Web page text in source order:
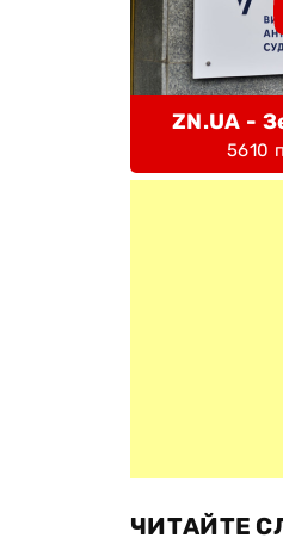
ZN.UA -
5610
ЧИТАЙТЕ